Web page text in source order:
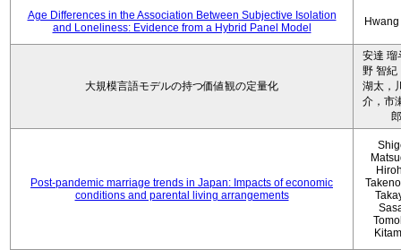
Age Differences in the Association Between Subjective Isolation
and Loneliness: Evidence from a Hybrid Panel Model
大規模言語モデルの持つ価値観の定量化
安達 瑠
野 智紀
湖太，
介，市
郎
Post-pandemic marriage trends in Japan: Impacts of economic
conditions and parental living arrangements